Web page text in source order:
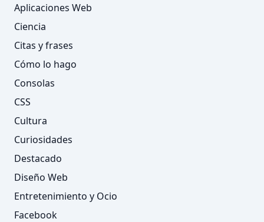
Aplicaciones Web
Ciencia
Citas y frases
Cómo lo hago
Consolas
CSS
Cultura
Curiosidades
Destacado
Diseño Web
Entretenimiento y Ocio
Facebook